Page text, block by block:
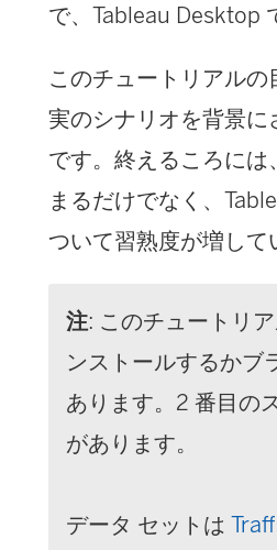
で、Tableau Desktop
このチュートリアル
実のシナリオを背景に
です。終えるころに
まるだけでなく、
ついて習熟度が増して
注: このチュートリ
ンストールするかブ
あります。2 番目の
があります。
データ セットは